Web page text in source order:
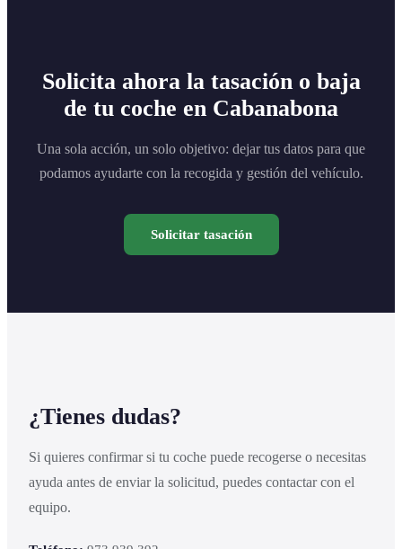
Solicita ahora la tasación o baja
de tu coche en Cabanabona
Una sola acción, un solo objetivo: dejar tus datos para que
podamos ayudarte con la recogida y gestión del vehículo.
Solicitar tasación
¿Tienes dudas?
Si quieres confirmar si tu coche puede recogerse o necesitas
ayuda antes de enviar la solicitud, puedes contactar con el
equipo.